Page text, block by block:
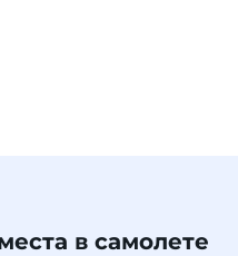
в самолете